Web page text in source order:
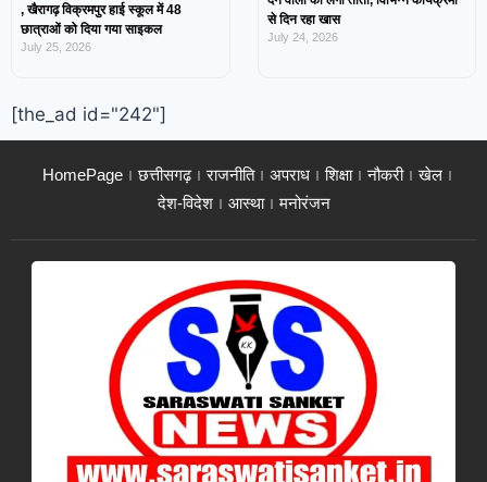
, खैरागढ़ विक्रमपुर हाई स्कूल में 48
छात्राओं को दिया गया साइकल
July 25, 2026
से दिन रहा खास
July 24, 2026
[the_ad id="242"]
HomePage छत्तीसगढ़ राजनीति अपराध शिक्षा नौकरी
खेल
देश-विदेश
आस्था मनोरंजन